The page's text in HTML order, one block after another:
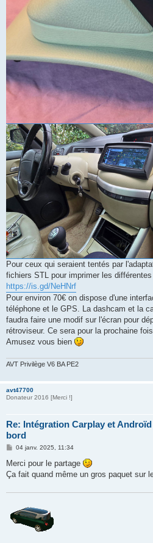
Pour ceux qui seraient tentés par
fichiers STL pour imprimer les différentes
https://is.gd/NeHNrf
Pour environ 70€ on dispose d'une
téléphone et le GPS. La dashcam et la
faudra faire une modif sur l'écran pour
rétroviseur. Ce sera pour la prochaine
Amusez vous bien
AVT Privilège V6 BA PE2
avt47700
Donateur 2016 [Merci !]
Re: Intégration Carplay et
bord
M
s
a
04 janv. 2025, 11:34
Merci pour le partage
Ça fait quand même un gros paquet sur